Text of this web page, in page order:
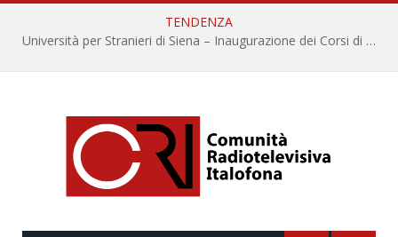
TENDENZA
Università per Stranieri di Siena – Inaugurazione dei Corsi di Lingua e Cultura Italiana, 109a annata